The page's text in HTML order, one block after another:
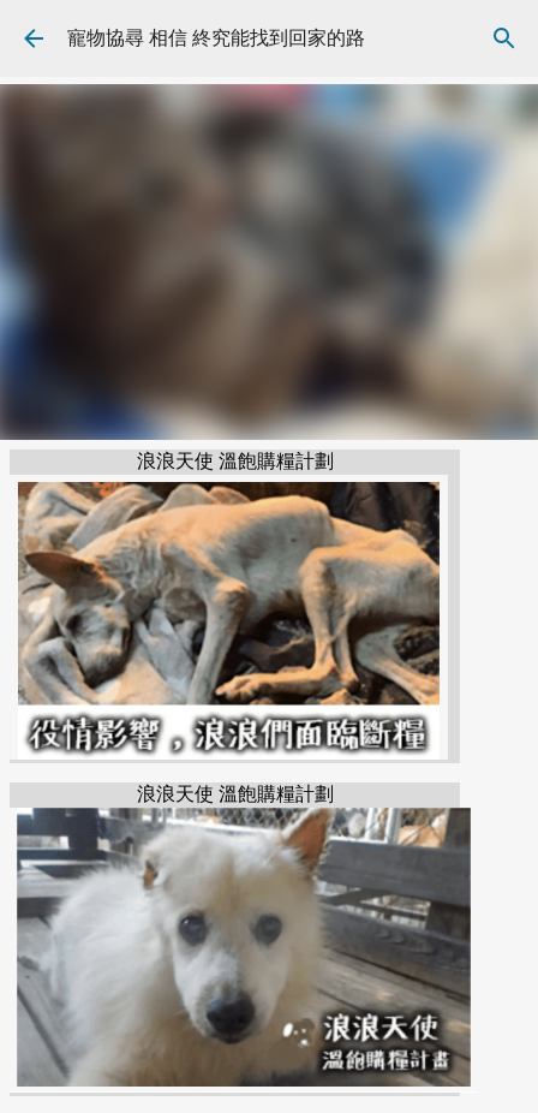
跳到主要內容
寵物協尋 相信 終究能找到回家的路
浪浪天使 溫飽購糧計劃
浪浪天使 溫飽購糧計劃